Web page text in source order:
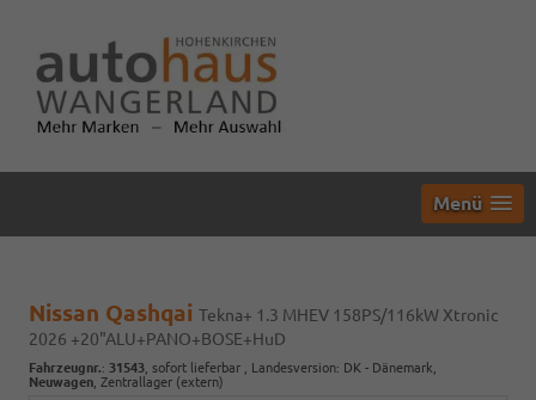
Menü
Nissan Qashqai Tekna+ 1.3 MHEV 158PS/116kW Xtronic
2026 +20"ALU+PANO+BOSE+HuD
Fahrzeugnr.: 31543 sofort lieferbar , Landesversion: DK - Dänemark,
Neuwagen , Zentrallager (extern)